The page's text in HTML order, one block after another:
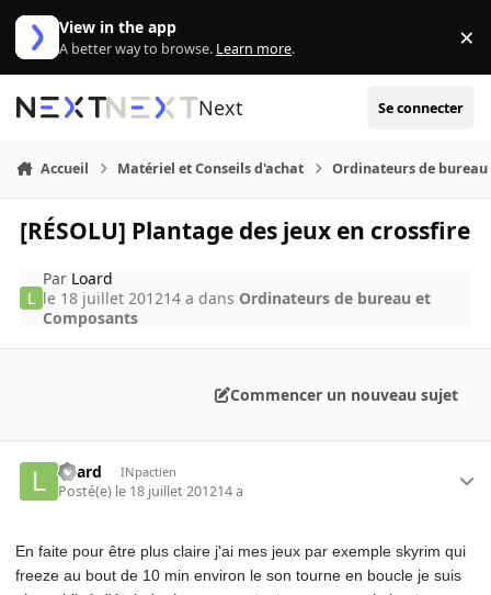
Aller au contenu
View in the app
A better way to browse. Learn more. ×
Next Se connecter
Accueil Matériel et Conseils d'achat Ordinateurs de bureau
[RÉSOLU] Plantage des jeux en crossfire
Par Loard
le 18 juillet 201214 a dans Ordinateurs de bureau et
Composants
Commencer un nouveau sujet
Loard INpactien
Posté(e) le 18 juillet 201214 a
En faite pour être plus claire j'ai mes jeux par exemple skyrim qui
freeze au bout de 10 min environ le son tourne en boucle je suis